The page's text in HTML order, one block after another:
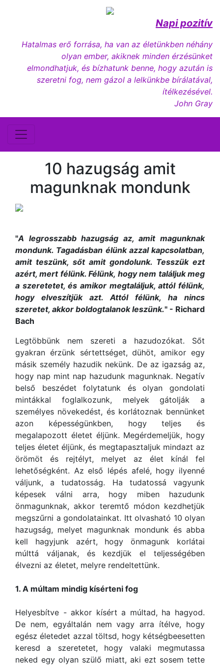
Napi pozitív
Hatalmas erő forrása, ha van az életünkben néhány
olyan ember, akiknek minden érzésünket
elmondhatjuk, és bízhatunk benne, hogy azután is
szeretni fog, nem gázol a lelkünkbe bírálatával,
ítélkezésével.
John Gray
10 hazugság amit
magunknak mondunk
"A legrosszabb hazugság az, amit magunknak
mondunk. Tagadásban élünk azzal kapcsolatban,
amit teszünk, sőt amit gondolunk. Tesszük ezt
azért, mert félünk. Félünk, hogy nem találjuk meg
a szeretetet, és amikor megtaláljuk, attól félünk,
hogy elveszítjük azt. Attól félünk, ha nincs
szeretet, akkor boldogtalanok leszünk." - Richard
Bach
Legtöbbünk nem szereti a hazudozókat. Sőt
gyakran érzünk sértettséget, dühöt, amikor egy
másik személy hazudik nekünk. De az igazság az,
hogy nap mint nap hazudunk magunknak. Negatív
belső beszédet folytatunk és olyan gondolati
mintákkal foglalkozunk, melyek gátolják a
személyes növekedést, és korlátoznak bennünket
azon képességünkben, hogy teljes és
megalapozott életet éljünk. Megérdemeljük, hogy
teljes életet éljünk, és megtapasztaljuk mindazt az
örömöt és rejtélyt, melyet az élet kínál fel
lehetőségként. Az első lépés afelé, hogy ilyenné
váljunk, a tudatosság. Ha tudatossá vagyunk
képesek válni arra, hogy miben hazudunk
önmagunknak, akkor teremtő módon kezdhetjük
megszűrni a gondolatainkat. Itt olvasható 10 olyan
hazugság, melyet magunknak mondunk és abba
kell hagyjunk azért, hogy önmagunk korlátai
múlttá váljanak, és kezdjük el teljességében
élvezni az életet, melyre rendeltettünk.
1. A múltam mindig kísérteni fog
Helyesbítve - akkor kísért a múltad, ha hagyod.
De nem, egyáltalán nem vagy arra ítélve, hogy
egész életedet azzal töltsd, hogy kétségbeesetten
keresd a szeretetet, hogy valaki megmutassa
neked egy olyan szülő miatt, aki ezt sosem tette